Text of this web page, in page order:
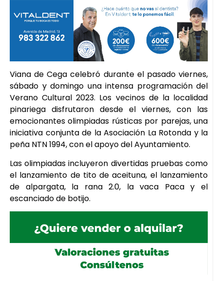
Viana de Cega celebró durante el pasado viernes,
sábado y domingo una intensa programación del
Verano Cultural 2023. Los vecinos de la localidad
pinariega disfrutaron desde el viernes, con las
emocionantes olimpiadas rústicas por parejas, una
iniciativa conjunta de la Asociación La Rotonda y la
peña NTN 1994, con el apoyo del Ayuntamiento.
Las olimpiadas incluyeron divertidas pruebas como
el lanzamiento de tito de aceituna, el lanzamiento
de alpargata, la rana 2.0, la vaca Paca y el
escanciado de botijo.